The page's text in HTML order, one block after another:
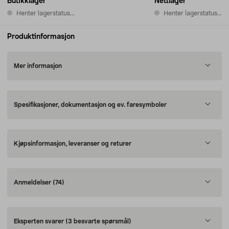
Henter lagerstatus... Henter lagerstatus...
Produktinformasjon
Mer informasjon
Spesifikasjoner, dokumentasjon og ev. faresymboler
Kjøpsinformasjon, leveranser og returer
Anmeldelser (74)
Eksperten svarer (3 besvarte spørsmål)